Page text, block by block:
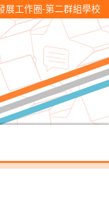
展工作圈-第二群組學校